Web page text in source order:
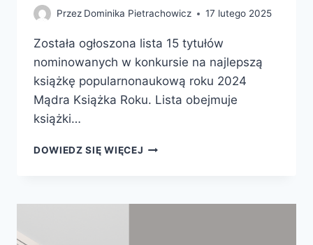
Przez Dominika Pietrachowicz 17 lutego 2025
Została ogłoszona lista 15 tytułów
nominowanych w konkursie na najlepszą
książkę popularnonaukową roku 2024
Mądra Książka Roku. Lista obejmuje
książki…
DOWIEDZ SIĘ WIĘCEJ MĄDRA
–